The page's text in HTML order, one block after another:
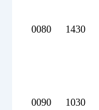
0080 1430
0090 1030